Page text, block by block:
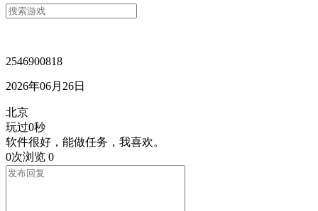
2546900818
2026年06月26日
北京
玩过0秒
软件很好，能做任务，我喜欢。
0次浏览 0